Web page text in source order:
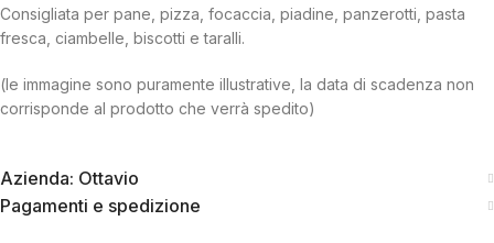
Consigliata per pane, pizza, focaccia, piadine, panzerotti, pasta
fresca, ciambelle, biscotti e taralli.
(le immagine sono puramente illustrative, la data di scadenza non
corrisponde al prodotto che verrà spedito)
Azienda: Ottavio
Pagamenti e spedizione